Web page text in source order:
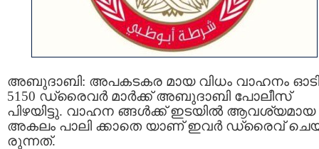
അബുദാബി: അപകടകര മായ വിധം വാഹനം
5150 ഡ്രൈവര്‍ മാര്‍ക്ക് അബുദാബി പോലീസ്
പിഴയിട്ടു. വാഹന ങ്ങള്‍ക്ക് ഇടയില്‍ ആവശ്യമായ
അകലം പാലി ക്കാതെ യാണ് ഇവര്‍ ഡ്രൈവ്
രുന്നത്.